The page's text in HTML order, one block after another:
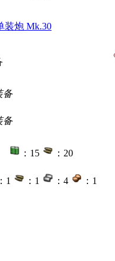
装炮 Mk.30
备
备
：15
：20
：1 ：1 ：4 ：1